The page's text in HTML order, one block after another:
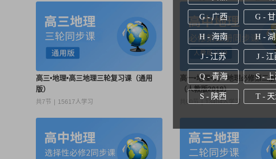
高三•地理•高三地理三轮复习课（通用
版）
共7节 15617人学习
高一•地理•高一地理必修第二
（人教版2019）
共60节 | 13404人学习
G - 广西 G -
H - 海南 H -
J - 江苏 J - 江
Q - 青海 S -
S - 陕西 T -